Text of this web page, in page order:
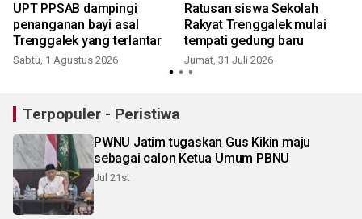
UPT PPSAB dampingi
penanganan bayi asal
Trenggalek yang terlantar
Sabtu, 1 Agustus 2026
Ratusan siswa Sekolah
Rakyat Trenggalek mulai
tempati gedung baru
Jumat, 31 Juli 2026
Terpopuler - Peristiwa
PWNU Jatim tugaskan Gus Kikin maju
sebagai calon Ketua Umum PBNU
Jul 21st